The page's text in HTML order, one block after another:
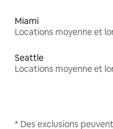
Miami
Seattle
* Des exclusions